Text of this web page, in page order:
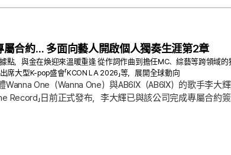
屬合約… 多面向藝人開啟個人獨奏生涯第2章
點，與金在煥迎來溫暖重逢 從作詞作曲到擔任MC、綜藝等跨領域
大型K-pop盛會「KCON LA 2026」等，展開全球動向
One（Wanna One）與AB6IX（AB6IX）的歌手李大
Record」日前正式發布，李大輝已與該公司完成專屬合約簽